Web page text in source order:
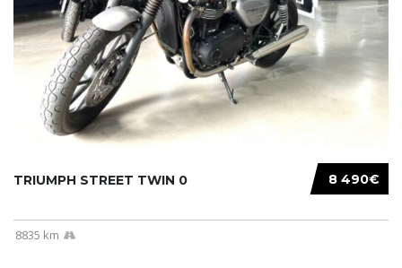
8 490€
TRIUMPH STREET TWIN 0
8835 km